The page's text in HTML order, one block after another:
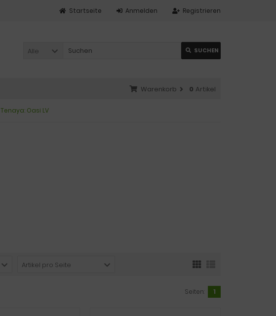
Registrieren
Anmelden
Startseite
Alle SUCHEN
Warenkorb 0 Artikel
Tenaya: Oasi LV
Artikel pro Seite
Seiten: 1